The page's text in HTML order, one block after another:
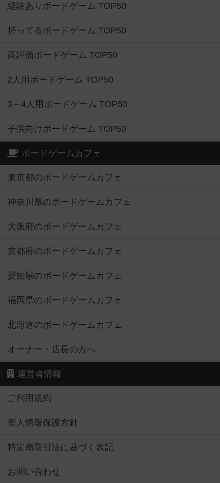
経験ありボードゲーム TOP50
持ってるボードゲーム TOP50
高評価ボードゲーム TOP50
2人用ボードゲーム TOP50
3～4人用ボードゲーム TOP50
子供向けボードゲーム TOP50
ボードゲームカフェ
東京都のボードゲームカフェ
神奈川県のボードゲームカフェ
大阪府のボードゲームカフェ
京都府のボードゲームカフェ
愛知県のボードゲームカフェ
福岡県のボードゲームカフェ
北海道のボードゲームカフェ
オーナー・店長の方へ
運営者情報
ご利用規約
個人情報保護方針
特定商取引法に基づく表記
お問い合わせ